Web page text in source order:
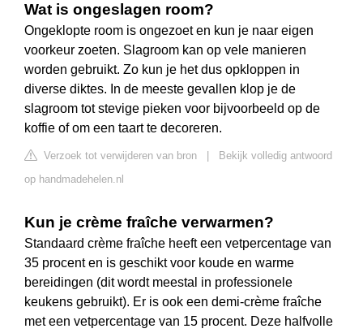
Wat is ongeslagen room?
Ongeklopte room is ongezoet en kun je naar eigen
voorkeur zoeten. Slagroom kan op vele manieren
worden gebruikt. Zo kun je het dus opkloppen in
diverse diktes. In de meeste gevallen klop je de
slagroom tot stevige pieken voor bijvoorbeeld op de
koffie of om een taart te decoreren.
Verzoek tot verwijderen van bron
Bekijk volledig antwoord
op handmadehelen.nl
Kun je crème fraîche verwarmen?
Standaard crème fraîche heeft een vetpercentage van
35 procent en is geschikt voor koude en warme
bereidingen (dit wordt meestal in professionele
keukens gebruikt). Er is ook een demi-crème fraîche
met een vetpercentage van 15 procent. Deze halfvolle